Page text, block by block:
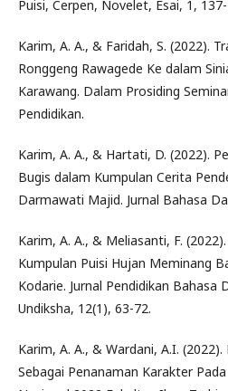
Puisi, Cerpen, Novelet, Esai, 1,
Karim, A. A., & Faridah, S. (2022).
Ronggeng Rawagede Ke dalam
Karawang. Dalam Prosiding
Pendidikan.
Karim, A. A., & Hartati, D. (2022).
Bugis dalam Kumpulan Cerita
Darmawati Majid. Jurnal Bahasa
Karim, A. A., & Meliasanti, F.
Kumpulan Puisi Hujan Meminang
Kodarie. Jurnal Pendidikan Bahasa
Undiksha, 12(1), 63-72.
Karim, A. A., & Wardani, A.I.
Sebagai Penanaman Karakter